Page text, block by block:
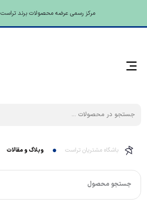
مرکز رسمی عرضه محصولات برند تراست TRUST
باشگاه مشتریان تراست وبلاگ و مقالات
جستجو محصول